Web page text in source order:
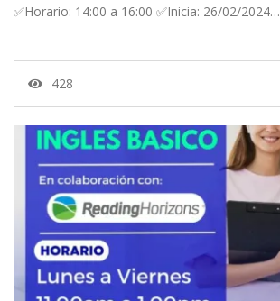
✅Horario: 14:00 a 16:00 ✅Inicia: 26/02/2024…
428